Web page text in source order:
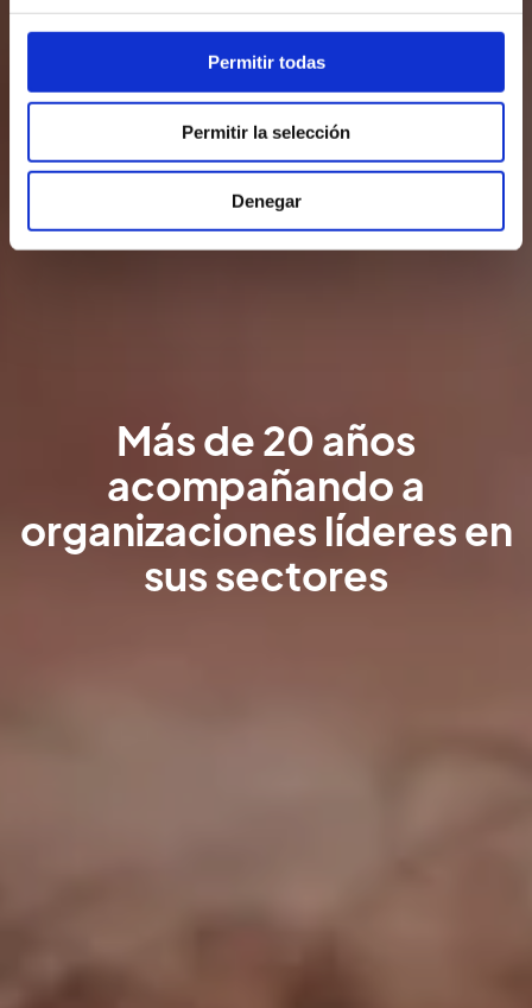
Permitir todas
Permitir la selección
Denegar
Más de 20 años
acompañando a
organizaciones líderes en
sus sectores